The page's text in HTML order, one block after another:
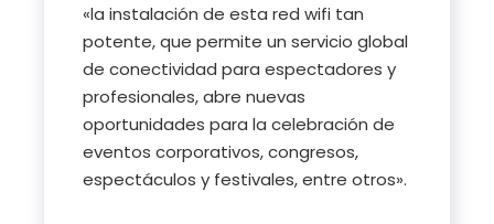
«la instalación de esta red wifi tan
potente, que permite un servicio global
de conectividad para espectadores y
profesionales, abre nuevas
oportunidades para la celebración de
eventos corporativos, congresos,
espectáculos y festivales, entre otros».